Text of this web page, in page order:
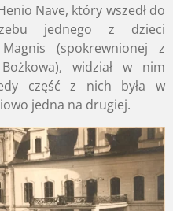
Nave, który wszedł do
jednego z dzieci
(spokrewnionej z
widział w nim
część z nich była w
jedna na drugiej.